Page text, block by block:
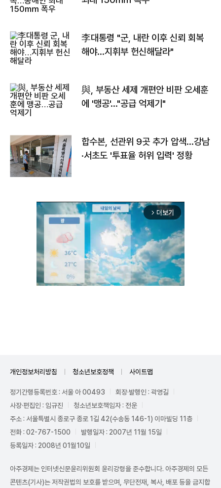
李대통령 "군, 내란 이후 신뢰 회복
해야…지휘부 헌신해달라"
與, 부동산 세제 개편안 비판 오세훈
에 '맹공'…"공급 억제기"
합수본, 선관위 9곳 추가 압색…강남
·서초도 '투표율 허위 입력' 정황
arrow_forward_ios 더보기
개인정보처리방침 청소년보호정책 사이트맵
정기간행등록번호 : 서울 아 00493
회장·발행인 : 곽영길
사장·편집인 : 임규진
청소년보호책임자 : 전운
주소 : 서울특별시 종로구 종로 1길 42(수송동 146-1) 이마빌딩 11층
전화 : 02-767-1500
발행일자 : 2007년 11월 15일
등록일자 : 2008년 01월10일
아주경제는 인터넷신문윤리위원회 윤리강령을 준수합니다. 아주경제의 모든
콘텐츠(기사)는 저작권법의 보호를 받으며, 무단전재, 복사, 배포 등을 금지합